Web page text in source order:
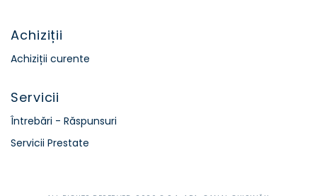
Achiziții
Achiziții curente
Servicii
Întrebări - Răspunsuri
Servicii Prestate